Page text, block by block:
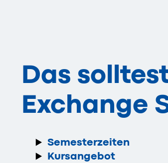
Das
Exchange
Semesterzeiten
Kursangebot